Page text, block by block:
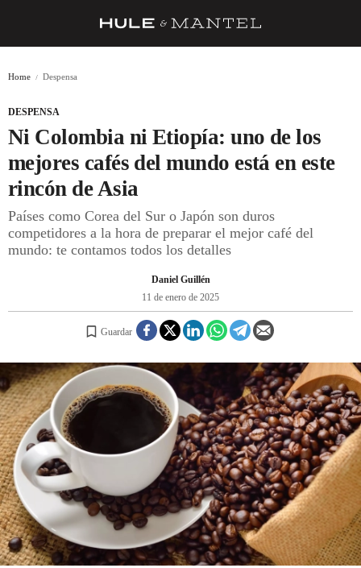
BARRAS Y ESTRELLAS
DÓNDE COMER
ÍDOLOS DE MESAS
CUADERNO DE VIAJE
MENÚ DEL DÍA
REGISTRO
INICIAR SESIÓN
Home Despensa
DESPENSA
Ni Colombia ni Etiopía: uno de los
mejores cafés del mundo está en este
rincón de Asia
Países como Corea del Sur o Japón son duros
competidores a la hora de preparar el mejor café del
mundo: te contamos todos los detalles
Daniel Guillén
11 de enero de 2025
Guardar